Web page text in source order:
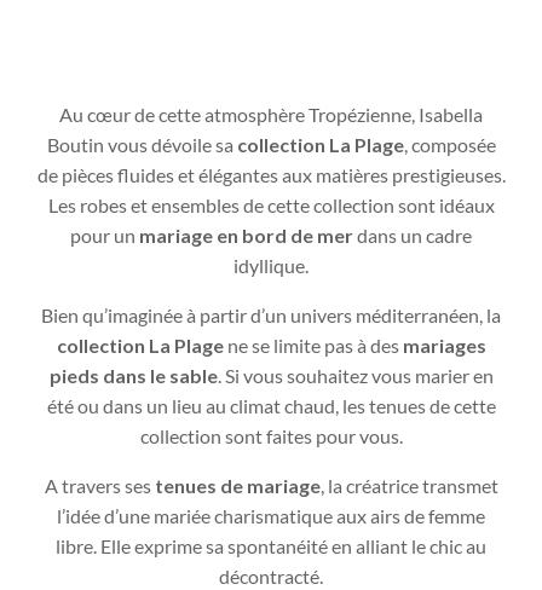
Au cœur de cette atmosphère Tropézienne, Isabella
Boutin vous dévoile sa collection La Plage, composée
de pièces fluides et élégantes aux matières prestigieuses.
Les robes et ensembles de cette collection sont idéaux
pour un mariage en bord de merdans un cadre
idyllique.
Bien qu’imaginée à partir d’un univers méditerranéen, la
collection La Plagene se limite pas à des mariages
pieds dans le sable. Si vous souhaitez vous marier en
été ou dans un lieu au climat chaud, les tenues de cette
collection sont faites pour vous.
A travers ses tenues de mariage, la créatrice transmet
l’idée d’une mariée charismatique aux airs de femme
libre. Elle exprime sa spontanéité en alliant le chic au
décontracté.